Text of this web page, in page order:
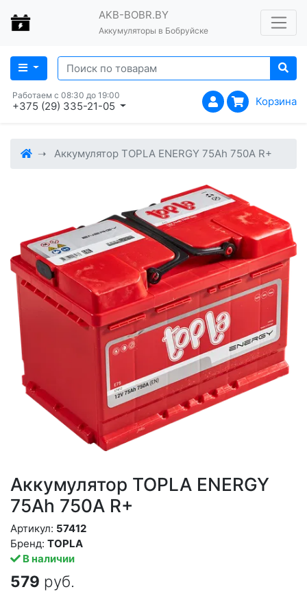
AKB-BOBR.BY
Аккумуляторы в Бобруйске
Работаем с 08:30 до 19:00
+375 (29) 335-21-05 Корзина
Аккумулятор TOPLA ENERGY 75Ah 750A R+
Аккумулятор TOPLA ENERGY
75Ah 750A R+
В наличии
Бренд: TOPLA
Артикул: 57412
579 руб.